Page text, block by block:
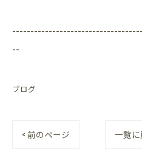
--
ブログ
< 前のページ 一覧に